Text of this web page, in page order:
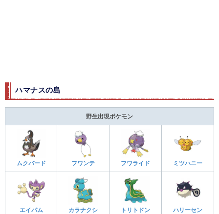
ハマナスの島
野生出現ポケモン
ムクバード フワンテ フワライド ミツハニー
エイパム カラナクシ トリトドン ハリーセン